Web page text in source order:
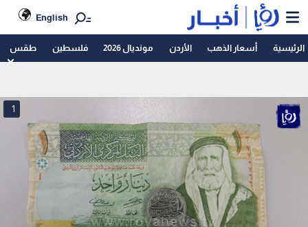
English
الرئيسية أسعار الذهب الأردن مونديال 2026 فلسطين طقس
1